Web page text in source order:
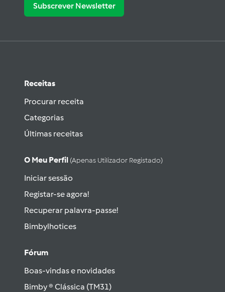
Subscrever Newsletter
Receitas
Procurar receita
Categorias
Últimas receitas
O Meu Perfil (apenas Utilizador Registado)
Iniciar sessão
Registar-se agora!
Recuperar palavra-passe!
Bimbylhotices
Fórum
Boas-vindas e novidades
Bimby ® Clássica (TM31)